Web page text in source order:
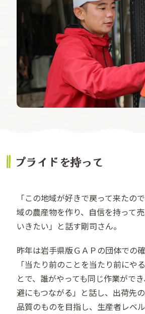
プライドを持って
「この地域が好きで戻って来たの
域の農産物を作り、自信を持って
いきたい」と話す剛司さん。
昨年は岩手県版ＧＡＰの団体での
「当たり前のことを当たり前にや
とで、誰がやっても同じ作業がで
避にもつながる」と話し、出荷先
品質のものを目指し、生産者レベ